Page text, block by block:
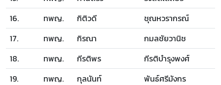
16.
ทพญ. กิติวดี
ชุณหวรากรณ์
17.
ทพญ. กิรณา
กมลชัยวานิช
18.
ทพญ. กีรติพร
กีรติบำรุงพงศ์
19.
ทพญ. กุลนันท์
พันธ์ศรีมังกร